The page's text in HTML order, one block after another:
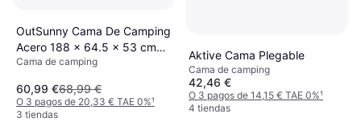
OutSunny Cama De Camping
Acero 188 x 64.5 x 53 cm
Azul
Cama de camping
60,99 €68,99 €
O 3 pagos de 20,33 € TAE 0%¹
3 tiendas
Aktive Cama Plegable
Cama de camping
42,46 €
O 3 pagos de 14,15 € TAE 0%¹
4 tiendas